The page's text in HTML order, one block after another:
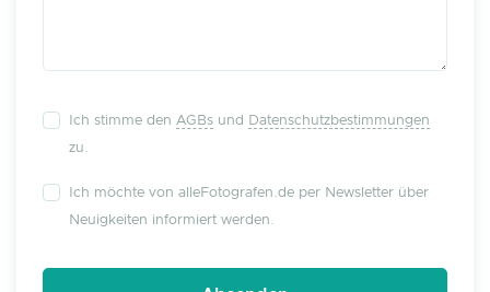
Ich stimme den AGBs und
Datenschutzbestimmungen
zu.
Ich möchte von alleFotografen.de per Newsletter über
Neuigkeiten informiert werden.